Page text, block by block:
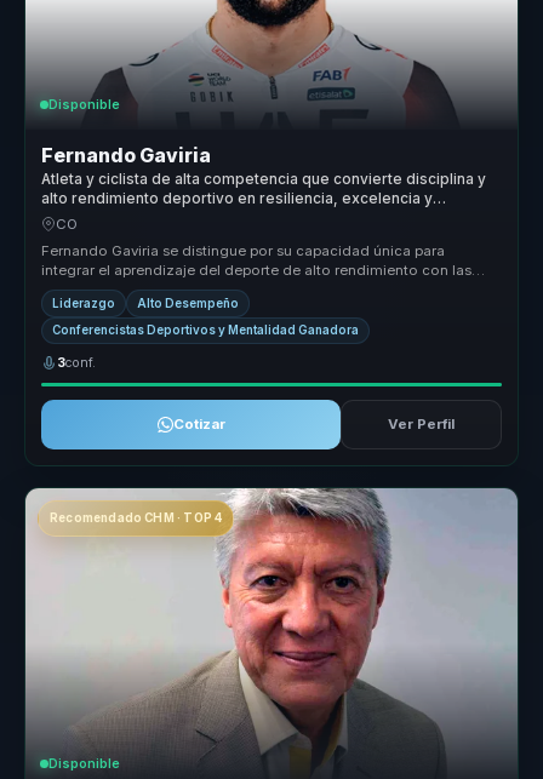
Disponible
Fernando Gaviria
Atleta y ciclista de alta competencia que convierte disciplina y
alto rendimiento deportivo en resiliencia, excelencia y
liderazgo para equipos.
CO
Fernando Gaviria se distingue por su capacidad única para
integrar el aprendizaje del deporte de alto rendimiento con las
exigencias del ...
Liderazgo Alto Desempeño
Conferencistas Deportivos y Mentalidad Ganadora
3conf.
Cotizar Ver Perfil
Recomendado CHM · TOP 4
Disponible